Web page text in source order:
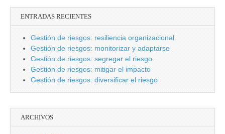
ENTRADAS RECIENTES
Gestión de riesgos: resiliencia organizacional
Gestión de riesgos: monitorizar y adaptarse
Gestión de riesgos: segregar el riesgo.
Gestión de riesgos: mitigar el impacto
Gestión de riesgos: diversificar el riesgo
ARCHIVOS